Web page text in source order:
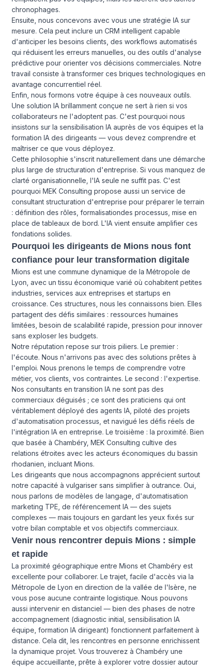
chronophages.
Ensuite, nous concevons avec vous une stratégie IA sur
mesure. Cela peut inclure un CRM intelligent capable
d'anticiper les besoins clients, des workflows automatisés
qui réduisent les erreurs manuelles, ou des outils d'analyse
prédictive pour orienter vos décisions commerciales. Notre
travail consiste à transformer ces briques technologiques en
avantage concurrentiel réel.
Enfin, nous formons votre équipe à ces nouveaux outils.
Une solution IA brillamment conçue ne sert à rien si vos
collaborateurs ne l'adoptent pas. C'est pourquoi nous
insistons sur la sensibilisation IA auprès de vos équipes et la
formation IA des dirigeants — vous devez comprendre et
maîtriser ce que vous déployez.
Cette philosophie s'inscrit naturellement dans une démarche
plus large de structuration d'entreprise. Si vous manquez de
clarté organisationnelle, l'IA seule ne suffit pas. C'est
pourquoi MEK Consulting propose aussi un service de
consultant structuration d'entreprise pour préparer le terrain
: définition des rôles, formalisationdes processus, mise en
place de tableaux de bord. L'IA vient ensuite amplifier ces
fondations solides.
Pourquoi les dirigeants de Mions nous font
confiance pour leur transformation digitale
Mions est une commune dynamique de la Métropole de
Lyon, avec un tissu économique varié où cohabitent petites
industries, services aux entreprises et startups en
croissance. Ces structures, nous les connaissons bien. Elles
partagent des défis similaires : ressources humaines
limitées, besoin de scalabilité rapide, pression pour innover
sans exploser les budgets.
Notre réputation repose sur trois piliers. Le premier :
l'écoute. Nous n'arrivons pas avec des solutions prêtes à
l'emploi. Nous prenons le temps de comprendre votre
métier, vos clients, vos contraintes. Le second : l'expertise.
Nos consultants en transition IA ne sont pas des
commerciaux déguisés ; ce sont des praticiens qui ont
véritablement déployé des agents IA, piloté des projets
d'automatisation processus, et navigué les défis réels de
l'intégration IA en entreprise. Le troisième : la proximité. Bien
que basée à Chambéry, MEK Consulting cultive des
relations étroites avec les acteurs économiques du bassin
rhodanien, incluant Mions.
Les dirigeants que nous accompagnons apprécient surtout
notre capacité à vulgariser sans simplifier à outrance. Oui,
nous parlons de modèles de langage, d'automatisation
marketing TPE, de référencement IA — des sujets
complexes — mais toujours en gardant les yeux fixés sur
votre bilan comptable et vos objectifs commerciaux.
Venir nous rencontrer depuis Mions : simple
et rapide
La proximité géographique entre Mions et Chambéry est
excellente pour collaborer. Le trajet, facile d'accès via la
Métropole de Lyon en direction de la vallée de l'Isère, ne
vous pose aucune contrainte logistique. Nous pouvons
aussi intervenir en distanciel — bien des phases de notre
accompagnement (diagnostic initial, sensibilisation IA
équipe, formation IA dirigeant) fonctionnent parfaitement à
distance. Cela dit, les rencontres en personne enrichissent
la dynamique projet. Vous trouverez à Chambéry une
équipe accueillante, prête à explorer votre dossier autour